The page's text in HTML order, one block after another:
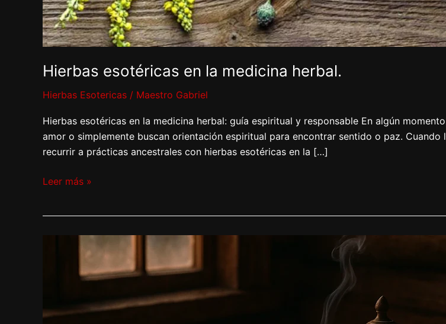
Hierbas esotéricas en la medicina herbal.
Hierbas Esotericas / Maestro Gabriel
Hierbas esotéricas en la medicina herbal: guía espiritual y responsable En algún
amor o simplemente buscan orientación espiritual para encontrar sentido o paz.
recurrir a prácticas ancestrales con hierbas esotéricas en la […]
Leer más »
secretos.